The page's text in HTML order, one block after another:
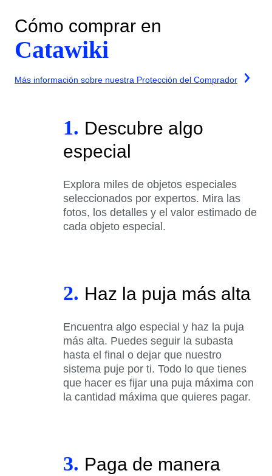
Cómo comprar en
Catawiki
Más información sobre nuestra Protección del Comprador
1. Descubre algo
especial
Explora miles de objetos especiales
seleccionados por expertos. Mira las
fotos, los detalles y el valor estimado de
cada objeto especial.
2. Haz la puja más alta
Encuentra algo especial y haz la puja
más alta. Puedes seguir la subasta
hasta el final o dejar que nuestro
sistema puje por ti. Todo lo que tienes
que hacer es fijar una puja máxima con
la cantidad máxima que quieres pagar.
3. Paga de manera